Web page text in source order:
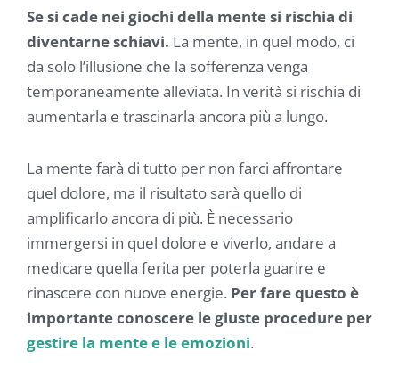
Se si cade nei giochi della mente si rischia di
diventarne schiavi. La mente, in quel modo, ci
da solo l’illusione che la sofferenza venga
temporaneamente alleviata. In verità si rischia di
aumentarla e trascinarla ancora più a lungo.
La mente farà di tutto per non farci affrontare
quel dolore, ma il risultato sarà quello di
amplificarlo ancora di più. È necessario
immergersi in quel dolore e viverlo, andare a
medicare quella ferita per poterla guarire e
rinascere con nuove energie. Per fare questo è
importante conoscere le giuste procedure per
gestire la mente e le emozioni.